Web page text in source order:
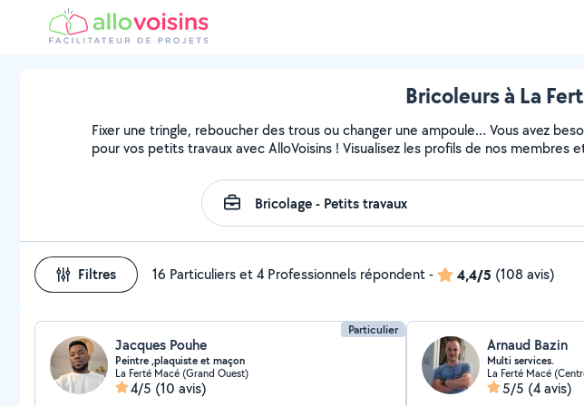
Bricoleurs à La
Fixer une tringle, reboucher des trous ou changer une ampoule… Vous avez
pour vos petits travaux avec AlloVoisins ! Visualisez les profils de nos membres
Filtres 16 Particuliers et 4 Professionnels répondent- 4,4/5 (108 avis)
Particulier
Jacques Pouhe
Peintre ,plaquiste et maçon
La Ferté Macé (Grand Ouest)
4/5 (10 avis)
Arnaud Bazin
Multi services.
La Ferté Macé
5/5 (4 avis)